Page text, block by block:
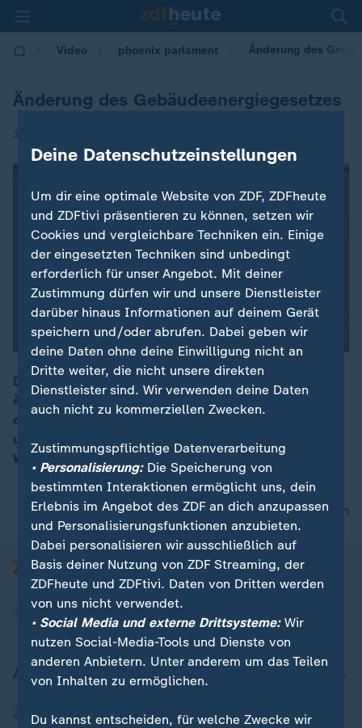
Video phoenix parlament Änderung des
Änderung des Gebäudeenergiegesetzes
11.06.2026 | 13:54
Debatte zum Gesetzentwurf der Bundesregierung "zur
Änderung des Gebäudeenergiegesetzes, zur Änderung
des Gebäude-Elektromobilitätsinfrastruktur-Gesetzes
und zur Änderung weiterer Vorschriften im
Wärmebereich"
nach oben
Aktuell bei ZDFheute
Zuletzt veröffentlicht
Deine Datenschutzeinstellungen
Um dir eine optimale Website von ZDF, ZDFheute
und ZDFtivi präsentieren zu können, setzen wir
Cookies und vergleichbare Techniken ein. Einige
der eingesetzten Techniken sind unbedingt
erforderlich für unser Angebot. Mit deiner
Zustimmung dürfen wir und unsere Dienstleister
darüber hinaus Informationen auf deinem Gerät
speichern und/oder abrufen. Dabei geben wir
deine Daten ohne deine Einwilligung nicht an
Dritte weiter, die nicht unsere direkten
Dienstleister sind. Wir verwenden deine Daten
auch nicht zu kommerziellen Zwecken.
Zustimmungspflichtige Datenverarbeitung
• Personalisierung:Die Speicherung von
bestimmten Interaktionen ermöglicht uns, dein
Erlebnis im Angebot des ZDF an dich anzupassen
und Personalisierungsfunktionen anzubieten.
Dabei personalisieren wir ausschließlich auf
Basis deiner Nutzung von ZDF Streaming, der
ZDFheute und ZDFtivi. Daten von Dritten werden
von uns nicht verwendet.
• Social Media und externe Drittsysteme:Wir
nutzen Social-Media-Tools und Dienste von
anderen Anbietern. Unter anderem um das Teilen
von Inhalten zu ermöglichen.
Du kannst entscheiden, für welche Zwecke wir